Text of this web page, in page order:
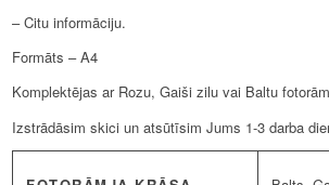
– Citu informāciju.
Formāts – A4
Komplektējas ar Rozu, Gaiši zilu vai Baltu
Izstrādāsim skici un atsūtīsim Jums 1-3 darba